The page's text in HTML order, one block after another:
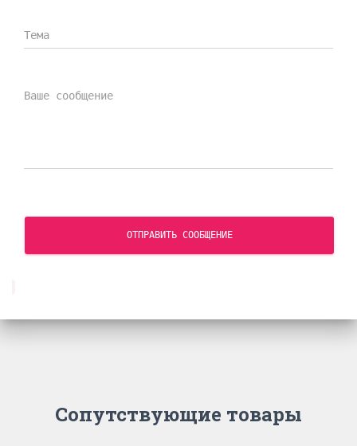
ОТПРАВИТЬ СООБЩЕНИЕ
Сопутствующие товары